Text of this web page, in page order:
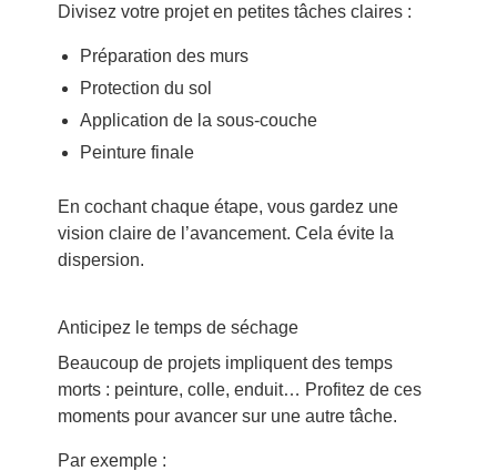
Divisez votre projet en petites tâches claires :
Préparation des murs
Protection du sol
Application de la sous-couche
Peinture finale
En cochant chaque étape, vous gardez une
vision claire de l’avancement. Cela évite la
dispersion.
Anticipez le temps de séchage
Beaucoup de projets impliquent des temps
morts : peinture, colle, enduit… Profitez de ces
moments pour avancer sur une autre tâche.
Par exemple :